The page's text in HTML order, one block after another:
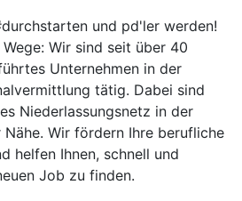
und pd'ler werden!
Wir sind seit über 40
Unternehmen in der
tätig. Dabei sind
Niederlassungsnetz in der
Nähe. Wir fördern Ihre berufliche
helfen Ihnen, schnell und
Job zu finden.